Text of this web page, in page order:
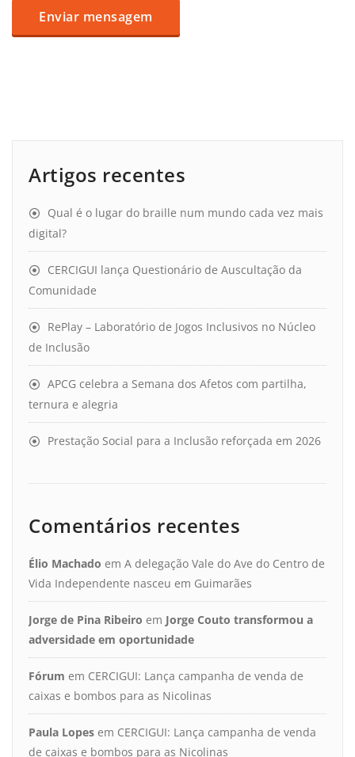
Artigos recentes
Qual é o lugar do braille num mundo cada vez mais
digital?
CERCIGUI lança Questionário de Auscultação da
Comunidade
RePlay – Laboratório de Jogos Inclusivos no Núcleo
de Inclusão
APCG celebra a Semana dos Afetos com partilha,
ternura e alegria
Prestação Social para a Inclusão reforçada em 2026
Comentários recentes
Élio Machado em A delegação Vale do Ave do Centro de
Vida Independente nasceu em Guimarães
Jorge de Pina Ribeiro em Jorge Couto transformou a
adversidade em oportunidade
Fórum em CERCIGUI: Lança campanha de venda de
caixas e bombos para as Nicolinas
Paula Lopes em CERCIGUI: Lança campanha de venda
de caixas e bombos para as Nicolinas